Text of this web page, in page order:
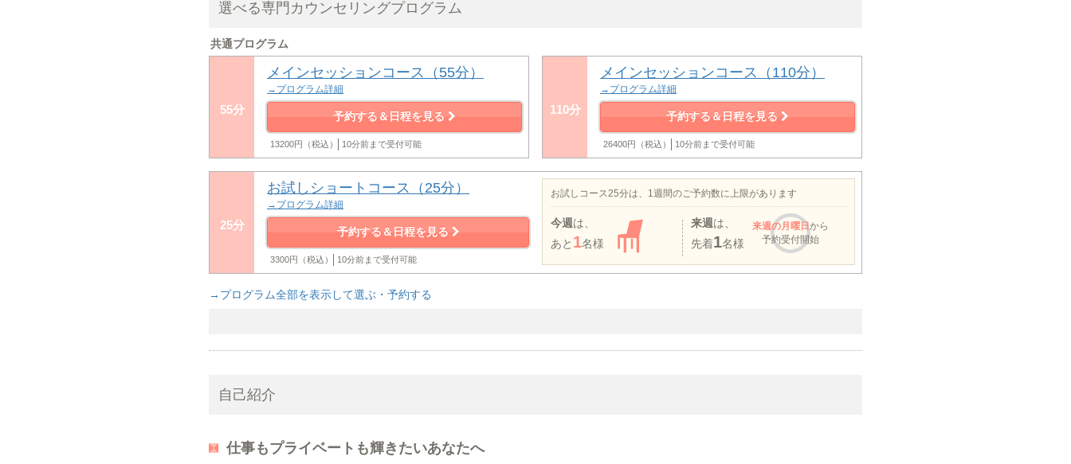
選べる専門カウンセリングプログラム
共通プログラム
55分
メインセッションコース（55分）
→プログラム詳細
予約する＆日程を見る
13200円（税込） 10分前まで受付可能
110分
メインセッションコース（110分）
→プログラム詳細
予約する＆日程を見る
26400円（税込） 10分前まで受付可能
25分
お試しショートコース（25分）
→プログラム詳細
予約する＆日程を見る
3300円（税込） 10分前まで受付可能
お試しコース25分は、1週間のご予約数に上限があります
今週 は、
あと 1名様
来週 は、
先着1名様
来週の月曜日から
予約受付開始
→プログラム全部を表示して選ぶ・予約する
自己紹介
仕事もプライベートも輝きたいあなたへ